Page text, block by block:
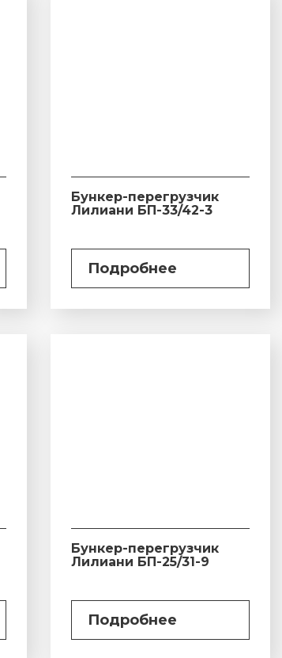
Бункер-перегрузчик
Лилиани БП-33/42-3
Подробнее
Бункер-перегрузчик
Лилиани БП-25/31-9
Подробнее